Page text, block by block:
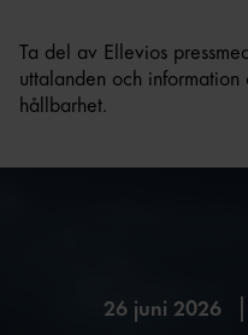
Ta del av Ellevios
uttalanden och
hållbarhet.
26 juni 2026